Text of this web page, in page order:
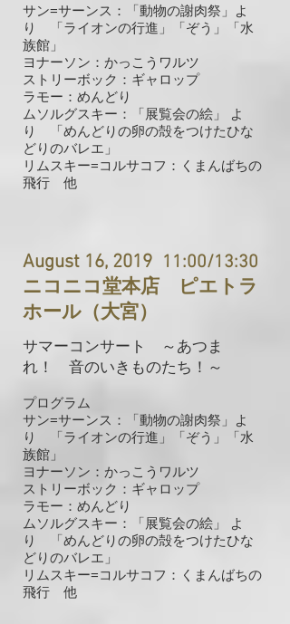
サン=サーンス：「動物の謝肉祭」よ
り 「ライオンの行進」「ぞう」「水
族館」
ヨナーソン：かっこうワルツ
ストリーボック：ギャロップ
ラモー：めんどり
ムソルグスキー：「展覧会の絵」 よ
り 「めんどりの卵の殻をつけたひな
どりのバレエ」
リムスキー=コルサコフ：くまんばちの
飛行 他
August 16, 2019 11:00/13:30
ニコニコ堂本店 ピエトラ
ホール（大宮）
サマーコンサート ～あつま
れ！ 音のいきものたち！～
プログラム
サン=サーンス：「動物の謝肉祭」よ
り 「ライオンの行進」「ぞう」「水
族館」
ヨナーソン：かっこうワルツ
ストリーボック：ギャロップ
ラモー：めんどり
ムソルグスキー：「展覧会の絵」 よ
り 「めんどりの卵の殻をつけたひな
どりのバレエ」
リムスキー=コルサコフ：くまんばちの
飛行 他